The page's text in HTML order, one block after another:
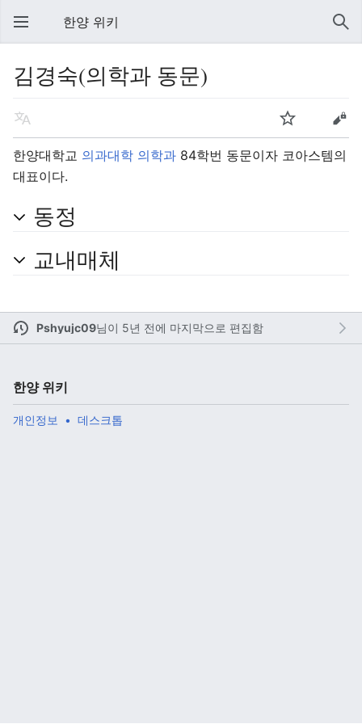
한양 위키
김경숙(의학과 동문)
한양대학교 의과대학 의학과 84학번 동문이자 코아스템의
대표이다.
동정
교내매체
Pshyujc09님이 5년 전에 마지막으로 편집함
한양 위키
개인정보 데스크톱